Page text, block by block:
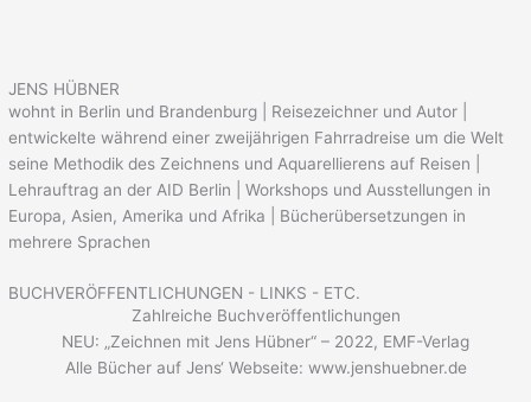
JENS HÜBNER
wohnt in Berlin und Brandenburg | Reisezeichner und Autor |
entwickelte während einer zweijährigen Fahrradreise um die Welt
seine Methodik des Zeichnens und Aquarellierens auf Reisen |
Lehrauftrag an der AID Berlin | Workshops und Ausstellungen in
Europa, Asien, Amerika und Afrika | Bücherübersetzungen in
mehrere Sprachen
BUCHVERÖFFENTLICHUNGEN - LINKS - ETC.
Zahlreiche Buchveröffentlichungen
NEU: „Zeichnen mit Jens Hübner“ – 2022, EMF-Verlag
Alle Bücher auf Jens‘ Webseite: www.jenshuebner.de